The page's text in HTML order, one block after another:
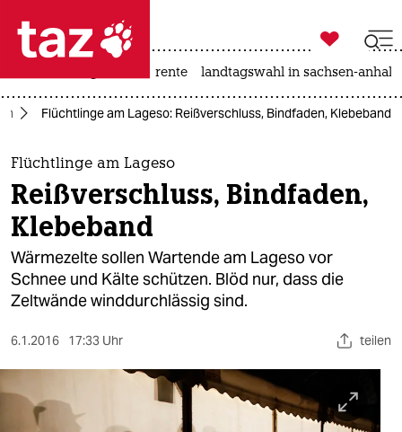
 taz zahl ich
taz zahl ich
themen
politik
öko
gesellschaft
sport
berlin

taz zahl ich
rente landtagswahl in sachsen-anhalt
Flüchtlinge am Lageso: Reißverschluss, Bindfaden, Klebeband
Flüchtlinge am Lageso
Reißverschluss, Bindfaden,
Klebeband
Wärmezelte sollen Wartende am Lageso vor
Schnee und Kälte schützen. Blöd nur, dass die
Zeltwände winddurchlässig sind.
6.1.2016 17:33 Uhr teilen